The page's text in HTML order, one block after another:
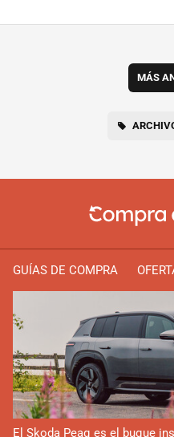
MÁS
GUÍAS DE COMPRA
El Skoda Peaq es el buque